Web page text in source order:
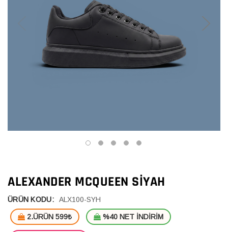
ALEXANDER MCQUEEN SIYAH
ÜRÜN KODU: ALX100-SYH
2.ÜRÜN 599₺ %40 NET İNDİRİM